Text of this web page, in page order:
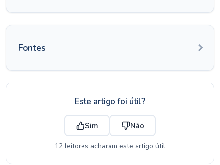
Fontes
Este artigo foi útil?
Sim Não
12 leitores acharam este artigo útil